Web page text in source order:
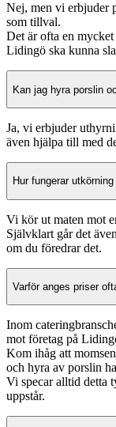
Nej, men vi erbjuder
som tillval.
Det är ofta en
Lidingö ska kunna
Kan jag hyra porslin
Ja, vi erbjuder
även hjälpa till med
Hur fungerar
Vi kör ut maten mot
Självklart går det
om du föredrar det.
Varför anges priser
Inom
mot företag på
Kom ihåg att
och hyra av porslin
Vi specar alltid detta
uppstår.